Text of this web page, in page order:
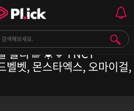
이 날씨 좋을 때 매장에 틀려
플리 🌈☀💙 I NCT
벨벳, 몬스타엑스, 오마이걸,